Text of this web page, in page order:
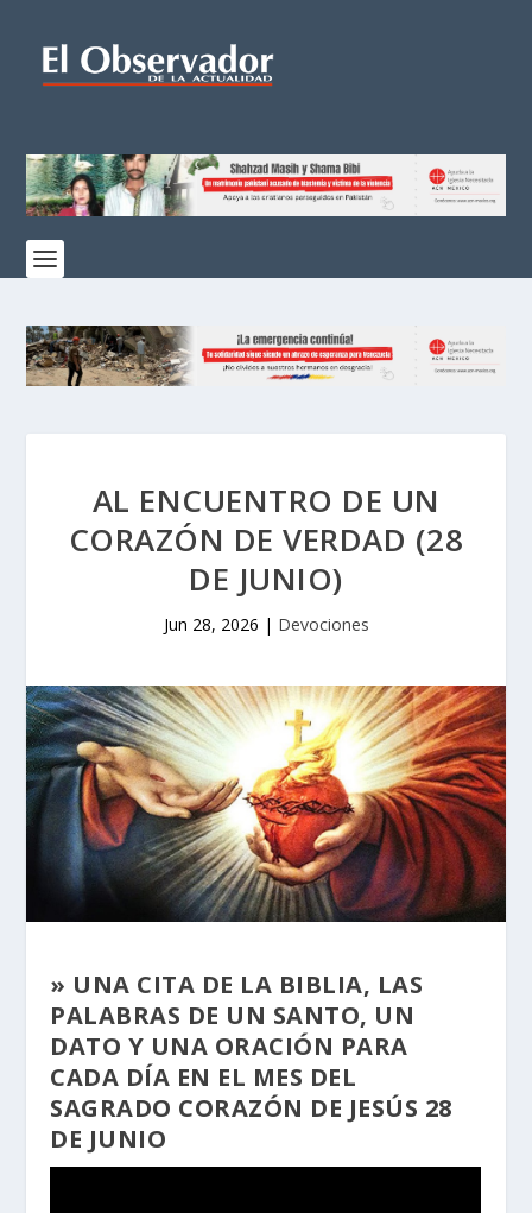
AL ENCUENTRO DE UN
CORAZÓN DE VERDAD (28
DE JUNIO)
Jun 28, 2026 | Devociones
» UNA CITA DE LA BIBLIA, LAS
PALABRAS DE UN SANTO, UN
DATO Y UNA ORACIÓN PARA
CADA DÍA EN EL MES DEL
SAGRADO CORAZÓN DE JESÚS 28
DE JUNIO